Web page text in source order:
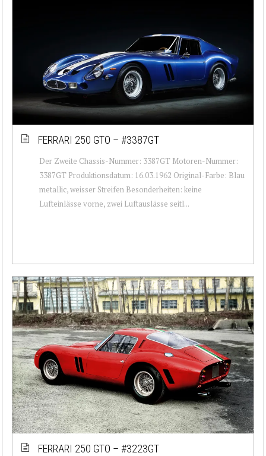
FERRARI 250 GTO – #3387GT
Der Zweite Chassis-Nummer: 3387GT Motoren-Nummer:
3387GT Produktionsdatum: 16.03.1962 Original-Farbe: Blau
metallic, weisser Streifen Besonderheiten: keine
Lufteinlässe vorne, zwei Luftauslässe seitl...
FERRARI 250 GTO – #3223GT